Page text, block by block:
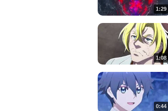
1:29
1:08
0:44